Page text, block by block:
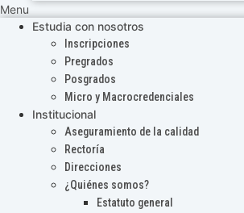
Menu
Estudia con nosotros
Inscripciones
Pregrados
Posgrados
Micro y Macrocredenciales
Institucional
Aseguramiento de la calidad
Rectoría
Direcciones
¿Quiénes somos?
Estatuto general